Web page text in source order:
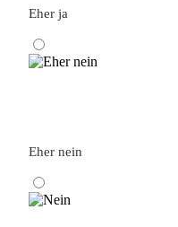
Eher ja
Eher nein